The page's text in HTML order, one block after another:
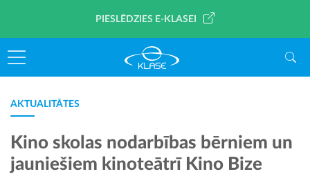
PIESLĒDZIES E-KLASEI
AKTUALITĀTES
Kino skolas nodarbības bērniem un
jauniešiem kinoteātrī Kino Bize